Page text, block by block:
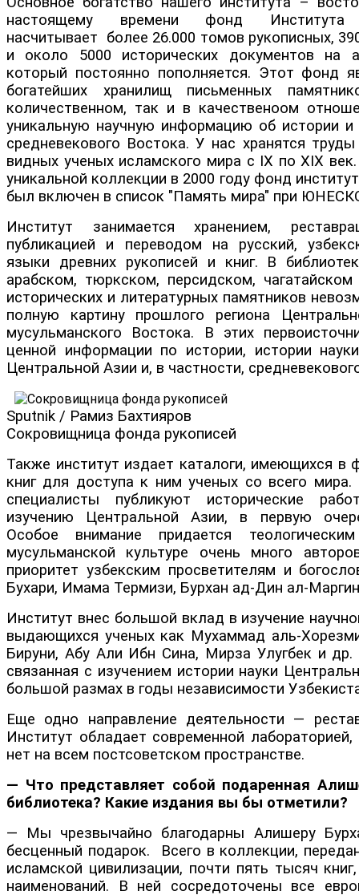
настоящему времени фонд Института
насчитывает более 26.000 томов рукописных,
и около 5000 исторических документов на
который постоянно пополняется. Этот фонд
богатейших хранилищ письменных
количественном, так и в качественоом
уникальную научную информацию об истории и
средневекового Востока. У нас хранятся труды
видных ученых исламского мира с IX по XIX
уникальной коллекции в 2000 году фонд
был включен в список "Память мира" при
Институт занимается хранением,
публикацией и переводом на русский,
языки древних рукописей и книг. В
арабском, тюркском, персидском,
исторических и литературных памятников
полную картину прошлого региона
мусульманского Востока. В этих
ценной информации по истории, истории
Центральной Азии и, в частности,
Sputnik / Рамиз Бахтияров
Сокровищница фонда рукописей
Также институт издает каталоги, имеющихся в
книг для доступа к ним ученых со всего
специалисты публикуют исторические
изучению Центральной Азии, в первую
Особое внимание придается
мусульманской культуре очень много
приоритет узбекским просветителям и
Бухари, Имама Термизи, Бурхан ад-Дин ал-
Институт внес большой вклад в изучение
выдающихся ученых как Мухаммад аль-
Бируни, Абу Али Ибн Сина, Мирза Улугбек и др.
связанная с изучением истории науки
большой размах в годы независимости
Еще одно направление деятельности —
Институт обладает современной лабораторией,
нет на всем постсоветском пространстве.
— Что представляет собой подаренная
библиотека? Какие издания вы бы отметили?
— Мы чрезвычайно благодарны Алишеру
бесценный подарок. Всего в коллекции,
исламской цивилизации, почти пять тысяч
наименований. В ней сосредоточены все